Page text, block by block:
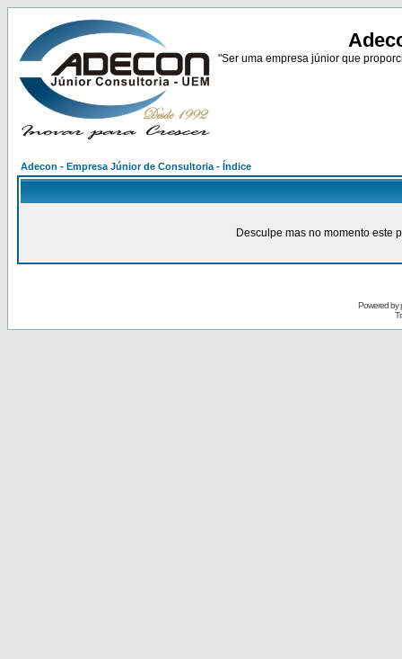
"Ser uma empresa júnior que
Adecon - Empresa Júnior de Consultoria - Índice
Desculpe mas no momento este
Powered by